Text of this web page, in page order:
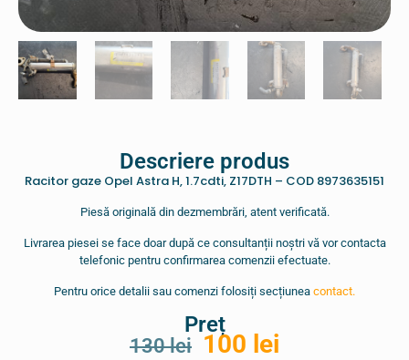
Descriere produs
Racitor gaze Opel Astra H, 1.7cdti, Z17DTH – COD 8973635151
Piesă originală din dezmembrări, atent verificată.
Livrarea piesei se face doar după ce consultanții noștri vă vor contacta
telefonic pentru confirmarea comenzii efectuate.
Pentru orice detalii sau comenzi folosiți secțiunea contact.
Preț
130lei 100 lei